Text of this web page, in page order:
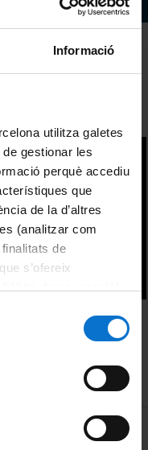
Informació
utilitza galetes
gestionar les
perquè accediu
que
de la d’altres
(analitzar com
de
s’ofereix
lloc web de la
segle XVIII. Palau
MENÚ PEU 1